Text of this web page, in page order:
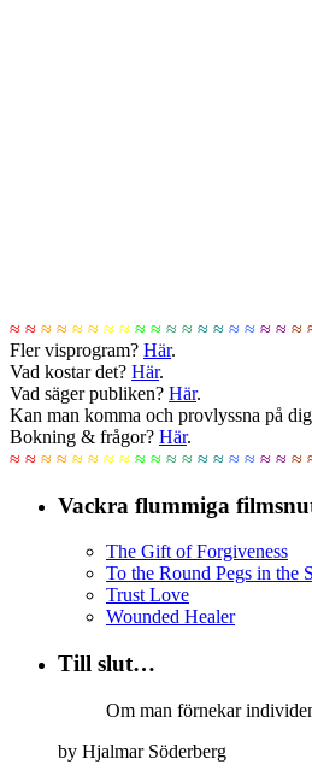
≈ ≈ ≈ ≈ ≈ ≈ ≈ ≈ ≈ ≈ ≈ ≈ ≈ ≈ ≈ ≈ ≈ ≈ ≈
Fler visprogram? Här.
Vad kostar det? Här.
Vad säger publiken? Här.
Kan man komma och provlyssna på
Bokning & frågor? Här.
≈ ≈ ≈ ≈ ≈ ≈ ≈ ≈ ≈ ≈ ≈ ≈ ≈ ≈ ≈ ≈ ≈ ≈ ≈
Vackra flummiga
The Gift of Forgiveness
To the Round Pegs in the
Trust Love
Wounded Healer
Till slut…
Om man förnekar
by Hjalmar Söderberg